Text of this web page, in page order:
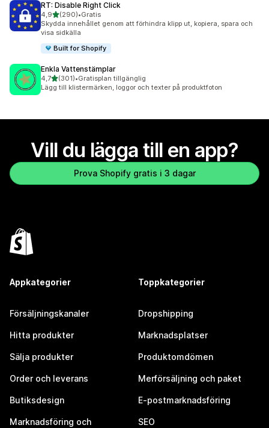
RT: Disable Right Click
4,9av 5 stjärnor
(290)
290 recensioner totalt
•Gratis
Skydda innehållet genom att förhindra klipp ut, kopiera, spara och
visa sidkälla
Built for Shopify
Enkla Vattenstämplar
4,7av 5 stjärnor
(301)
301 recensioner totalt
•Gratisplan tillgänglig
Lägg till klistermärken, loggor och texter på produktfoton
Vill du lägga till en app?
Prova Shopify gratis i 3 dagar
Appkategorier
Försäljningskanaler
Hitta produkter
Sälja produkter
Order och leverans
Butiksdesign
Marknadsföring och
Toppkategorier
Dropshipping
Marknadsplatser
Produktomdömen
Merförsäljning och paket
E-postmarknadsföring
SEO